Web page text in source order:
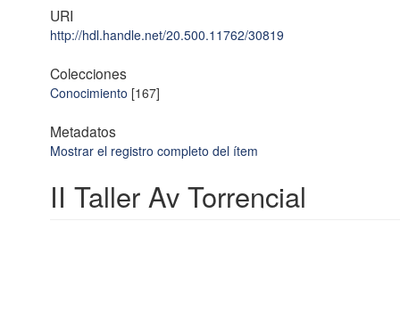
URI
http://hdl.handle.net/20.500.11762/30819
Colecciones
Conocimiento [167]
Metadatos
Mostrar el registro completo del ítem
II Taller Av Torrencial